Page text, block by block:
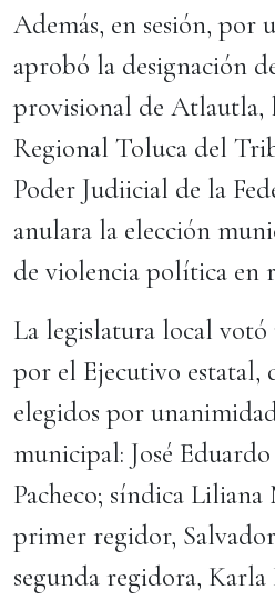
Además, en sesión, por
aprobó la designación
provisional de Atlautla,
Regional Toluca del
Poder Judiicial de la
anulara la elección
de violencia política en
La legislatura local votó
por el Ejecutivo estatal,
elegidos por
municipal: José
Pacheco; síndica
primer regidor,
segunda regidora,